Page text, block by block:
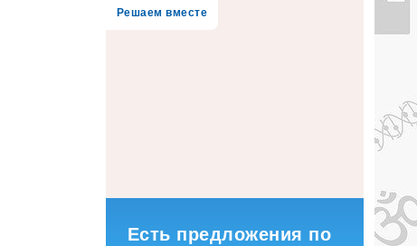
Решаем вместе
Есть предложения по